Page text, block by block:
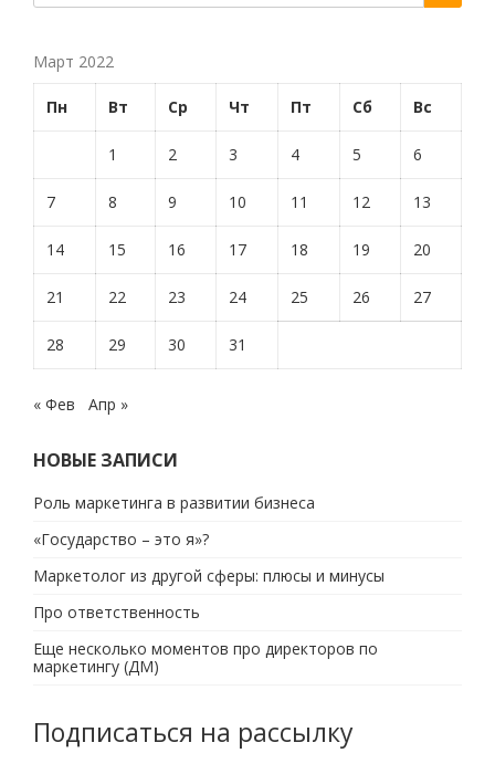
Март 2022
Пн Вт Ср Чт Пт Сб Вс
1 2 3 4 5 6
7 8 9 10 11 12 13
14 15 16 17 18 19 20
21 22 23 24 25 26 27
28 29 30 31
« Фев Апр »
НОВЫЕ ЗАПИСИ
Роль маркетинга в развитии бизнеса
«Государство – это я»?
Маркетолог из другой сферы: плюсы и минусы
Про ответственность
Еще несколько моментов про директоров по
маркетингу (ДМ)
Подписаться на рассылку